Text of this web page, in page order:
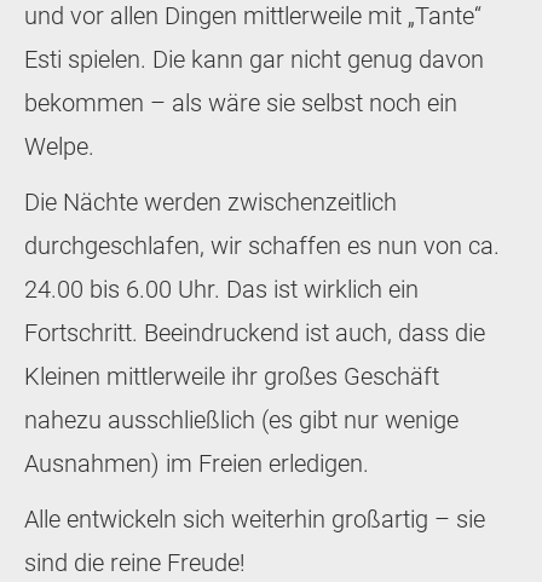
und vor allen Dingen mittlerweile mit „Tante“
Esti spielen. Die kann gar nicht genug davon
bekommen – als wäre sie selbst noch ein
Welpe.
Die Nächte werden zwischenzeitlich
durchgeschlafen, wir schaffen es nun von ca.
24.00 bis 6.00 Uhr. Das ist wirklich ein
Fortschritt. Beeindruckend ist auch, dass die
Kleinen mittlerweile ihr großes Geschäft
nahezu ausschließlich (es gibt nur wenige
Ausnahmen) im Freien erledigen.
Alle entwickeln sich weiterhin großartig – sie
sind die reine Freude!